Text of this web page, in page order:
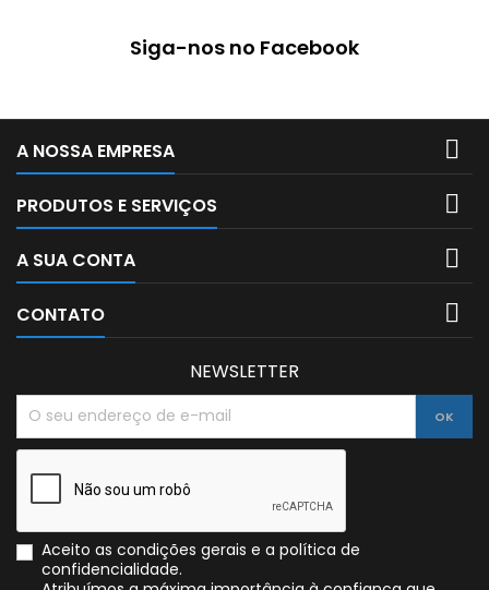
Siga-nos no Facebook
A NOSSA EMPRESA 
PRODUTOS E SERVIÇOS 
A SUA CONTA 
CONTATO 
NEWSLETTER
Aceito as condições gerais e a política de
confidencialidade.